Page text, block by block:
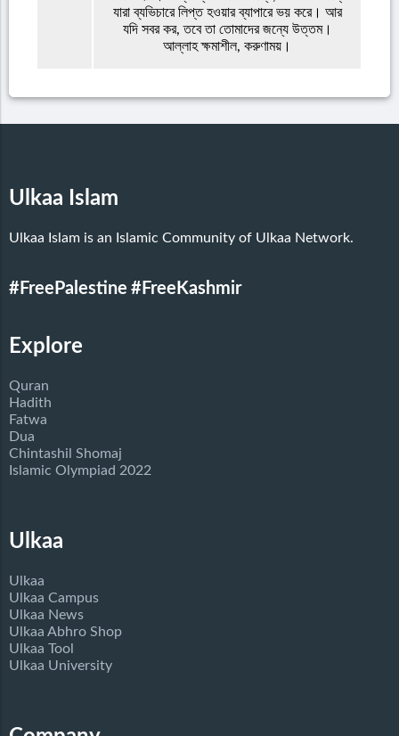
যারা ব্যভিচারে লিপ্ত হওয়ার ব্যাপারে ভয় করে। আর
যদি সবর কর, তবে তা তোমাদের জন্যে উত্তম।
আল্লাহ ক্ষমাশীল, করুণাময়।
Ulkaa Islam
Ulkaa Islam is an Islamic Community of Ulkaa Network.
#FreePalestine #FreeKashmir
Explore
Quran
Hadith
Fatwa
Dua
Chintashil Shomaj
Islamic Olympiad 2022
Ulkaa
Ulkaa
Ulkaa Campus
Ulkaa News
Ulkaa Abhro Shop
Ulkaa Tool
Ulkaa University